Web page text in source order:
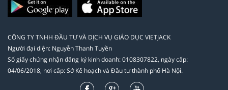
CÔNG TY TNHH ĐẦU TƯ VÀ DỊCH VỤ GIÁO DỤC VIETJACK
Người đại diện: Nguyễn Thanh Tuyền
Số giấy chứng nhận đăng ký kinh doanh: 0108307822, ngày cấp:
04/06/2018, nơi cấp: Sở Kế hoạch và Đầu tư thành phố Hà Nội.